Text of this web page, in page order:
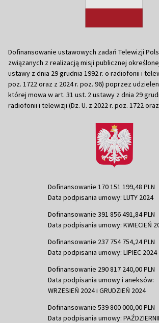
Dofinansowanie ustawowych zadań Telewizji
związanych z realizacją misji publicznej
ustawy z dnia 29 grudnia 1992 r. o radiofonii i
poz. 1722 oraz z 2024 r. poz. 96) poprzez
której mowa w art. 31 ust. 2 ustawy z dnia 29
radiofonii i telewizji (Dz. U. z 2022 r. poz. 1722
Dofinansowanie 170 151 199,48 PLN
Data podpisania umowy: LUTY 2024
Dofinansowanie 391 856 491,84 PLN
Data podpisania umowy: KWIECIEŃ
Dofinansowanie 237 754 754,24 PLN
Data podpisania umowy: LIPIEC 2024
Dofinansowanie 290 817 240,00 PLN
Data podpisania umowy i aneksów:
WRZESIEŃ 2024 i GRUDZIEŃ 2024
Dofinansowanie 539 800 000,00 PLN
Data podpisania umowy: